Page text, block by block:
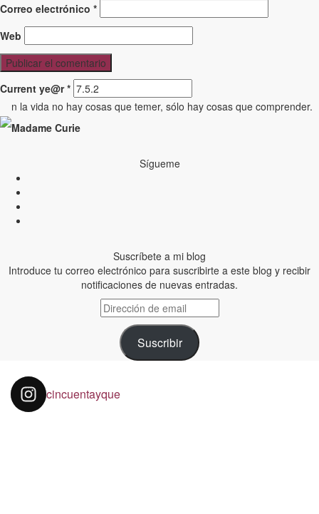
Correo electrónico *
Web
Current ye@r*
n la vida no hay cosas que temer, sólo hay cosas que comprender.
Madame Curie
Sígueme
Suscríbete a mi blog
Introduce tu correo electrónico para suscribirte a este blog y recibir
notificaciones de nuevas entradas.
Dirección
de
email
Suscribir
cincuentayque